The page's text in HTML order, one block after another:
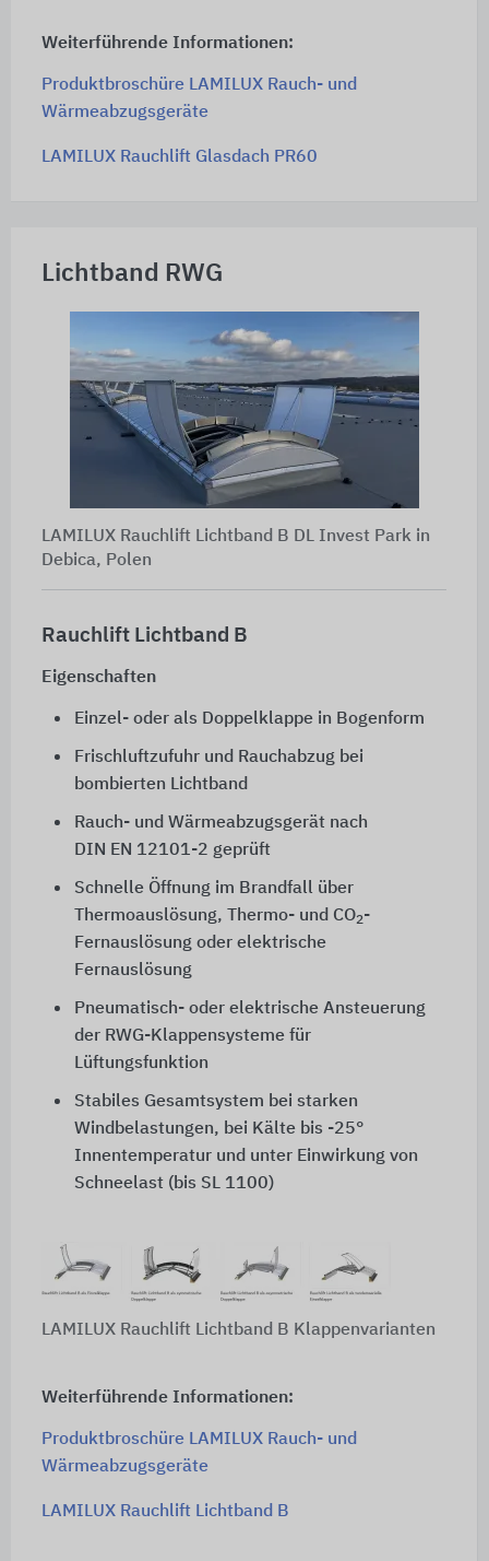
Weiterführende Informationen:
Produktbroschüre LAMILUX Rauch- und
Wärmeabzugsgeräte
LAMILUX Rauchlift Glasdach PR60
Lichtband RWG
LAMILUX Rauchlift Lichtband B DL Invest Park in
Debica, Polen
Rauchlift Lichtband B
Eigenschaften
Einzel- oder als Doppelklappe in Bogenform
Frischluftzufuhr und Rauchabzug bei
bombierten Lichtband
Rauch- und Wärmeabzugsgerät nach
DIN EN 12101-2 geprüft
Schnelle Öffnung im Brandfall über
Thermoauslösung, Thermo- und CO2-
Fernauslösung oder elektrische
Fernauslösung
Pneumatisch- oder elektrische Ansteuerung
der RWG-Klappensysteme für
Lüftungsfunktion
Stabiles Gesamtsystem bei starken
Windbelastungen, bei Kälte bis -25°
Innentemperatur und unter Einwirkung von
Schneelast (bis SL 1100)
LAMILUX Rauchlift Lichtband B Klappenvarianten
Weiterführende Informationen:
Produktbroschüre LAMILUX Rauch- und
Wärmeabzugsgeräte
LAMILUX Rauchlift Lichtband B